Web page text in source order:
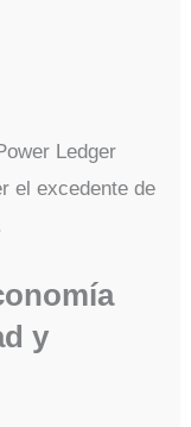
Ledger
el excedente de
y